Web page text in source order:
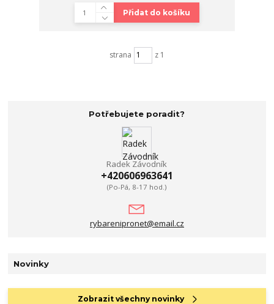
Přidat do košíku
strana z 1
Potřebujete poradit?
Radek Závodník
+420606963641
(Po-Pá, 8-17 hod.)
rybarenipronet@email.cz
Novinky
Zobrazit všechny novinky